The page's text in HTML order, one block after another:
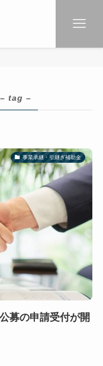
– tag –
事業承継・引継ぎ補助金
募の申請受付が開